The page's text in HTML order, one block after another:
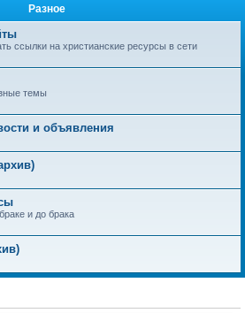
Разное
ссылки на христианские ресурсы в сети
темы
и объявления
и до брака